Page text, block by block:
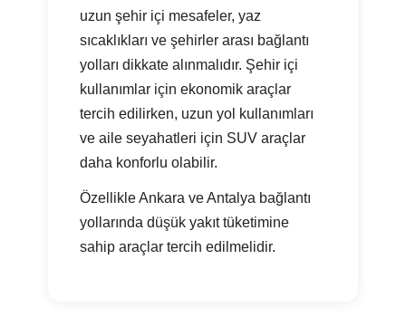
uzun şehir içi mesafeler, yaz
sıcaklıkları ve şehirler arası bağlantı
yolları dikkate alınmalıdır. Şehir içi
kullanımlar için ekonomik araçlar
tercih edilirken, uzun yol kullanımları
ve aile seyahatleri için SUV araçlar
daha konforlu olabilir.
Özellikle Ankara ve Antalya bağlantı
yollarında düşük yakıt tüketimine
sahip araçlar tercih edilmelidir.